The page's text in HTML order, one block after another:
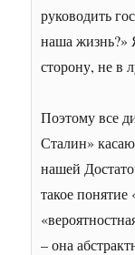
руководить
наша жизнь?»
сторону, не в
Поэтому все
Сталин»
нашей
такое понятие
– она